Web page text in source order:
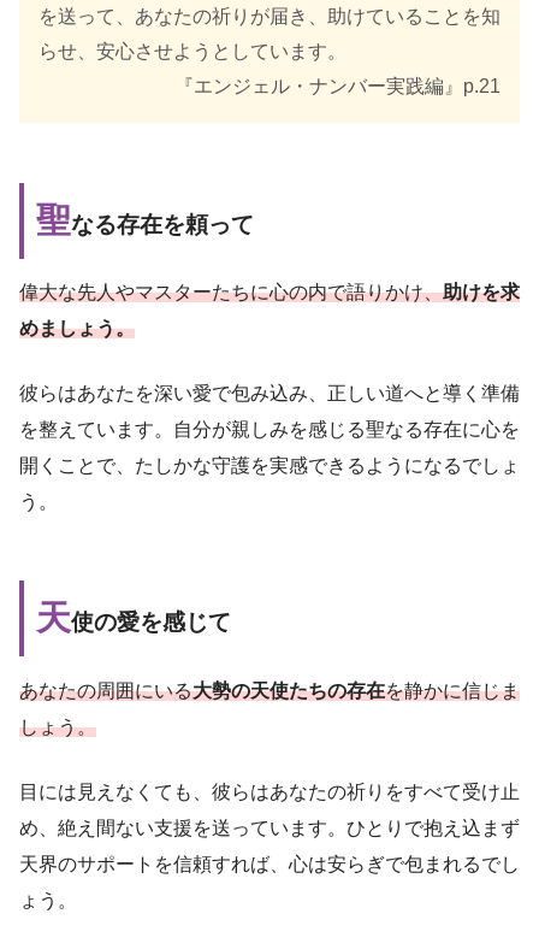
を送って、あなたの祈りが届き、助けていることを知
らせ、安心させようとしています。
『エンジェル・ナンバー実践編』p.21
聖なる存在を頼って
偉大な先人やマスターたちに心の内で語りかけ、助けを求
めましょう。
彼らはあなたを深い愛で包み込み、正しい道へと導く準備
を整えています。自分が親しみを感じる聖なる存在に心を
開くことで、たしかな守護を実感できるようになるでしょ
う。
天使の愛を感じて
あなたの周囲にいる大勢の天使たちの存在を静かに信じま
しょう。
目には見えなくても、彼らはあなたの祈りをすべて受け止
め、絶え間ない支援を送っています。ひとりで抱え込まず
天界のサポートを信頼すれば、心は安らぎで包まれるでし
ょう。